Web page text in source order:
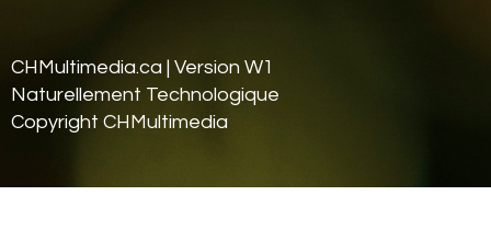
CHMultimedia.ca | Version W1
Naturellement Technologique
Copyright CHMultimedia